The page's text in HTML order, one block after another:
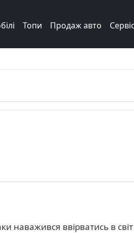
Топи Продаж авто
наважився ввірватись в